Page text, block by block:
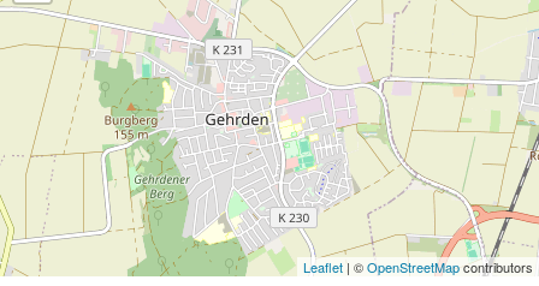
Leaflet| ©OpenStreetMapcontributors